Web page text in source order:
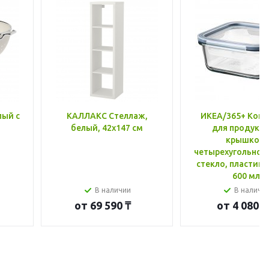
с
КАЛЛАКС Стеллаж,
белый, 42x147 см
В наличии
от 69 590 ₸
ИКЕА/365+
для
крышкой,
стекло, пластик
600 мл
В
от 4 080 ₸